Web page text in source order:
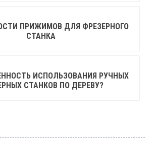
ПРИЖИМОВ ДЛЯ ФРЕЗЕРНОГО
СТАНКА
ИСПОЛЬЗОВАНИЯ РУЧНЫХ
СТАНКОВ ПО ДЕРЕВУ?